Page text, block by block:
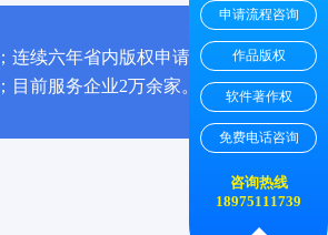
连续六年省内版权申请
前服务企业2万余家。
申请流程咨询
作品版权
软件著作权
免费电话咨询
咨询热线
18975111739